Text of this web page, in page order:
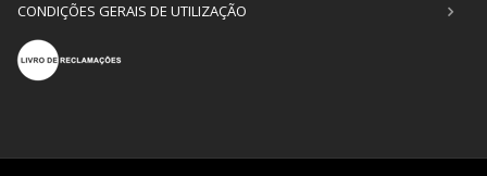
CONDIÇÕES GERAIS DE UTILIZAÇÃO